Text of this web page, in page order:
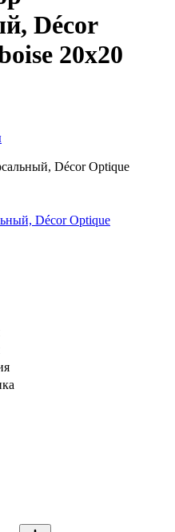
Décor
20х20
Décor Optique